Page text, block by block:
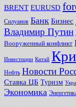
BRENT EURUSD
Силуанов Банк Бизнес
Владимир Путин
Вооруженный конфликт
Инвестиции Китай
Нефть Новости
Ставка ЦБ Туризм
Экономика